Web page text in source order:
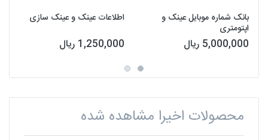
بانک شماره موبایل عینک و
اپتومتری
5,000,000 ریال
اطلاعات عینک و عینک سازی
1,250,000 ریال
محصولات اخیرا مشاهده شده